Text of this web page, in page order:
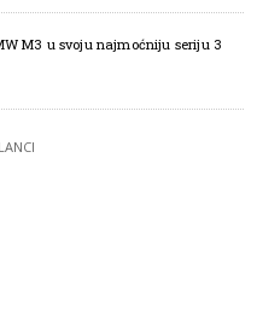
M3 u svoju najmoćniju seriju 3